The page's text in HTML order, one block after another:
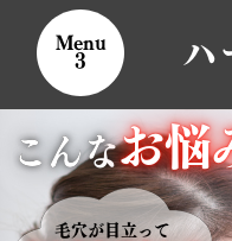
Menu
3
ハ
お悩
こんな
毛穴が目立って